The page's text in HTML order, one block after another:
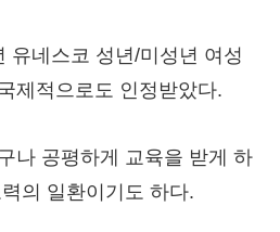
유네스코 성년/미성년 여성
제적으로도 인정받았다.
나 공평하게 교육을 받게 하
의 일환이기도 하다.